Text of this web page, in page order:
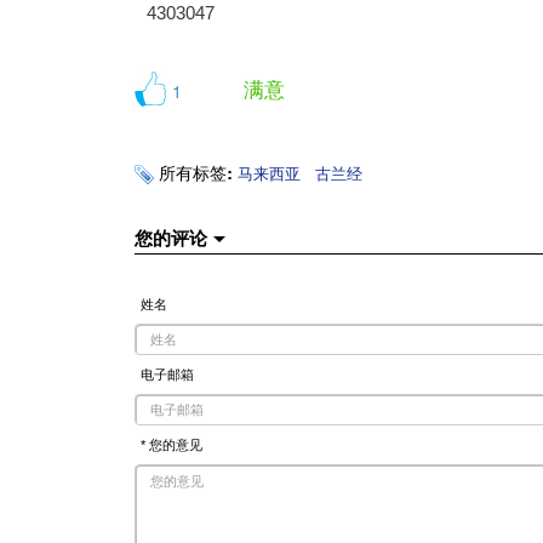
4303047
1 满意
所有标签: 马来西亚 古兰经
您的评论
姓名
电子邮箱
* 您的意见